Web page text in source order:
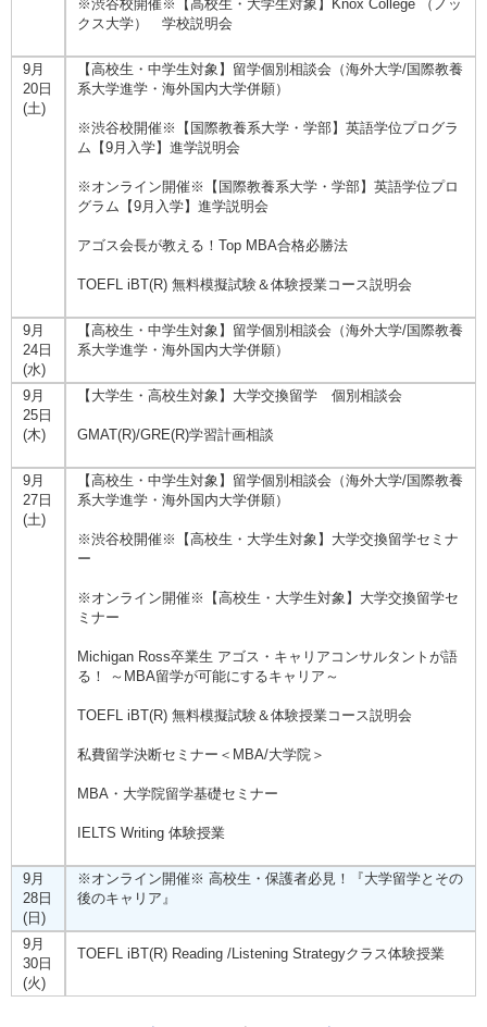
※渋谷校開催※【高校生・大学生対象】Knox College （ノッ
クス大学） 学校説明会
9月
20日
(土)
【高校生・中学生対象】留学個別相談会（海外大学/国際教養
系大学進学・海外国内大学併願）
※渋谷校開催※【国際教養系大学・学部】英語学位プログラ
ム【9月入学】進学説明会
※オンライン開催※【国際教養系大学・学部】英語学位プロ
グラム【9月入学】進学説明会
アゴス会長が教える！Top MBA合格必勝法
TOEFL iBT(R) 無料模擬試験＆体験授業コース説明会
9月
24日
(水)
【高校生・中学生対象】留学個別相談会（海外大学/国際教養
系大学進学・海外国内大学併願）
9月
25日
(木)
【大学生・高校生対象】大学交換留学 個別相談会
GMAT(R)/GRE(R)学習計画相談
9月
27日
(土)
【高校生・中学生対象】留学個別相談会（海外大学/国際教養
系大学進学・海外国内大学併願）
※渋谷校開催※【高校生・大学生対象】大学交換留学セミナ
ー
※オンライン開催※【高校生・大学生対象】大学交換留学セ
ミナー
Michigan Ross卒業生 アゴス・キャリアコンサルタントが語
る！ ～MBA留学が可能にするキャリア～
TOEFL iBT(R) 無料模擬試験＆体験授業コース説明会
私費留学決断セミナー＜MBA/大学院＞
MBA・大学院留学基礎セミナー
IELTS Writing 体験授業
9月
28日
(日)
※オンライン開催※ 高校生・保護者必見！『大学留学とその
後のキャリア』
9月
30日
(火)
TOEFL iBT(R) Reading /Listening Strategyクラス体験授業